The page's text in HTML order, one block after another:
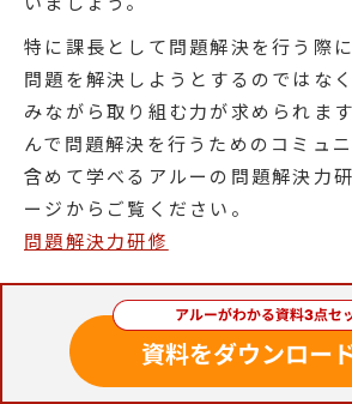
特に課長として問題解決を行う際
問題を解決しようとするのではな
みながら取り組む力が求められま
んで問題解決を行うためのコミュ
含めて学べるアルーの問題解決力
ージからご覧ください。
問題解決力研修
ネゴシエーションスキル
課長は、社内外のさまざまな関係